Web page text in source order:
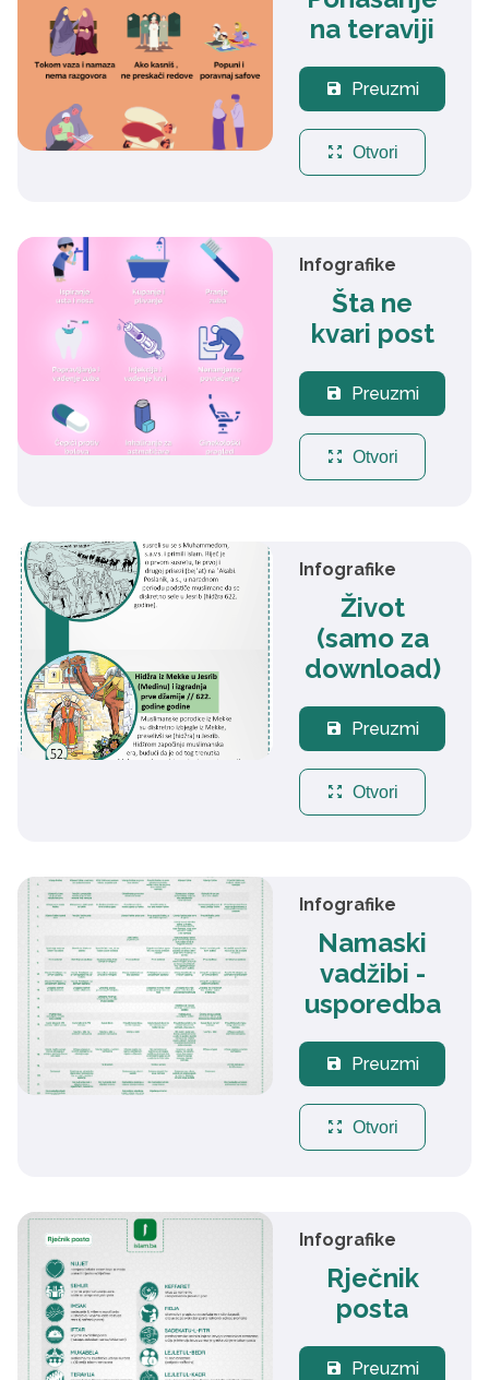
na teraviji
save Preuzmi
zoom_out_map Otvori
Infografike
Šta ne
kvari post
save Preuzmi
zoom_out_map Otvori
Infografike
Život
(samo za
download)
save Preuzmi
zoom_out_map Otvori
Infografike
Namaski
vadžibi -
usporedba
save Preuzmi
zoom_out_map Otvori
Infografike
Rječnik
posta
save Preuzmi